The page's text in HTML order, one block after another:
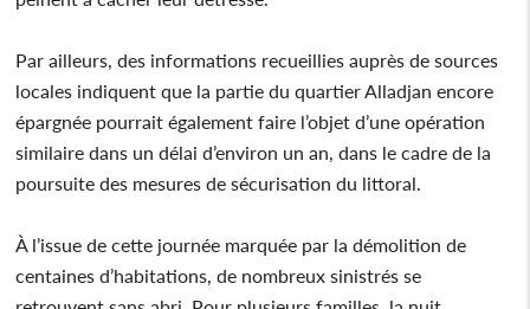
Par ailleurs, des informations recueillies auprès de sources
locales indiquent que la partie du quartier Alladjan encore
épargnée pourrait également faire l’objet d’une opération
similaire dans un délai d’environ un an, dans le cadre de la
poursuite des mesures de sécurisation du littoral.
À l’issue de cette journée marquée par la démolition de
centaines d’habitations, de nombreux sinistrés se